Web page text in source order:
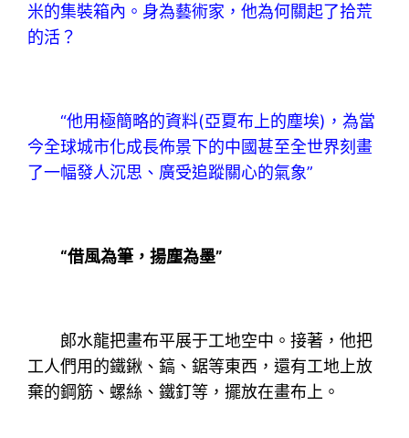
米的集裝箱內。身為藝術家，他為何關起了拾荒
的活？
“他用極簡略的資料(亞夏布上的塵埃)，為當
今全球城市化成長佈景下的中國甚至全世界刻畫
了一幅發人沉思、廣受追蹤關心的氣象”
“借風為筆，揚塵為墨”
郞水龍把畫布平展于工地空中。接著，他把
工人們用的鐵鍬、鎬、鋸等東西，還有工地上放
棄的鋼筋、螺絲、鐵釘等，擺放在畫布上。